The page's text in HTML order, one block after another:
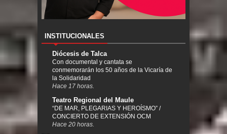
INSTITUCIONALES
Diócesis de Talca
Con documental y cantata se
conmemorarán los 50 años de la Vicaría de
la Solidaridad
Hace 17 horas.
Teatro Regional del Maule
“DE MAR, PLEGARIAS Y HEROÍSMO” /
CONCIERTO DE EXTENSIÓN OCM
Hace 20 horas.